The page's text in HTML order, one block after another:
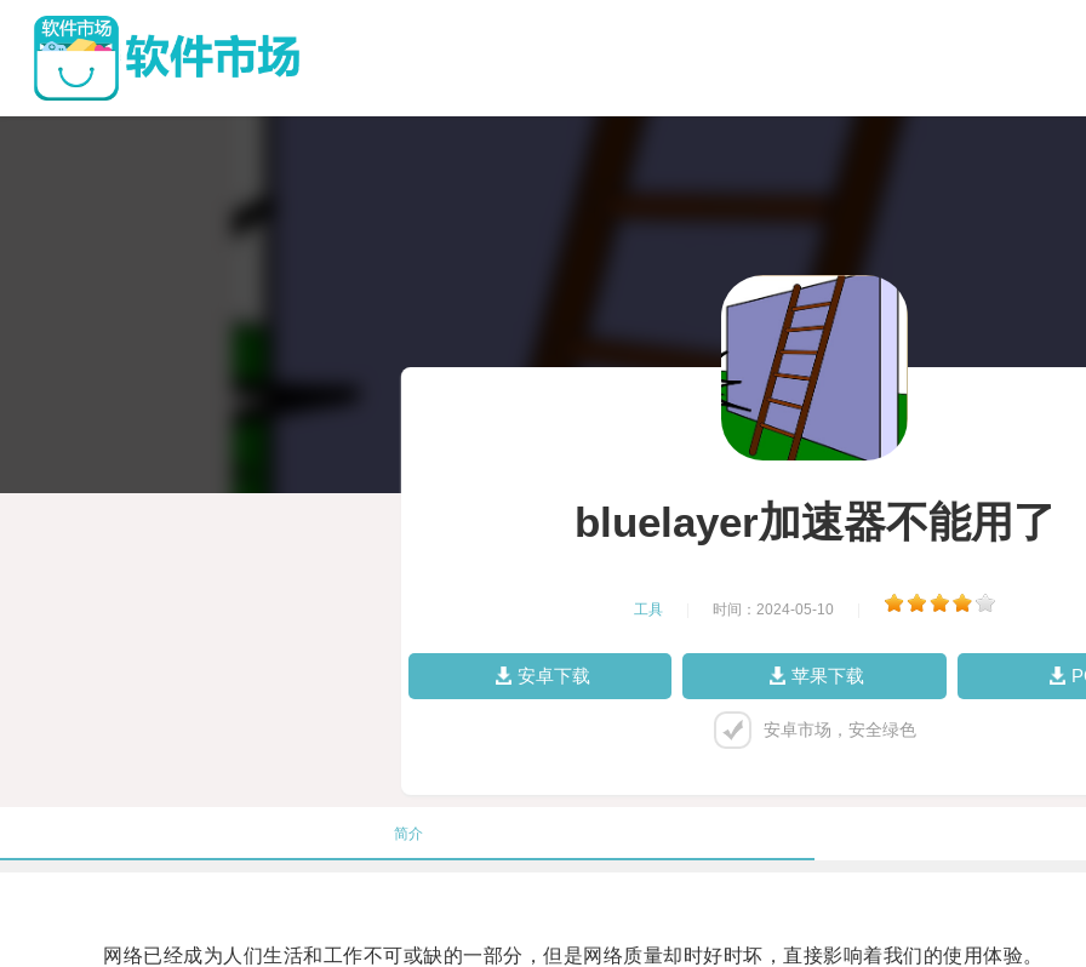
bluelayer加速器不能用了
工具 时间：2024-05-10
安卓下载 苹果下载
安卓市场，安全绿色
简介
网络已经成为人们生活和工作不可或缺的一部分，但是网络质量却时好时坏，直接影响着我们的使用体验。